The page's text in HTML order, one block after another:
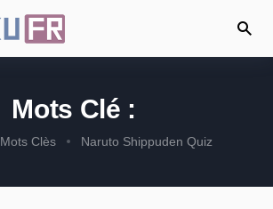
Mots Clé :
Mots Clès Naruto Shippuden Quiz